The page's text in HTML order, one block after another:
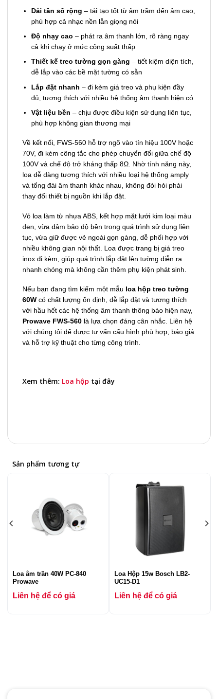
Dải tần số rộng – tái tạo tốt từ âm trầm đến âm cao,
phù hợp cả nhạc nền lẫn giọng nói
Độ nhạy cao – phát ra âm thanh lớn, rõ ràng ngay
cả khi chạy ở mức công suất thấp
Thiết kế treo tường gọn gàng – tiết kiệm diện tích,
dễ lắp vào các bề mặt tường có sẵn
Lắp đặt nhanh – đi kèm giá treo và phụ kiện đầy
đủ, tương thích với nhiều hệ thống âm thanh hiện có
Vật liệu bền – chịu được điều kiện sử dụng liên tục,
phù hợp không gian thương mại
Về kết nối, FWS-560 hỗ trợ ngõ vào tín hiệu 100V hoặc
70V, đi kèm công tắc cho phép chuyển đổi giữa chế độ
100V và chế độ trở kháng thấp 8Ω. Nhờ tính năng này,
loa dễ dàng tương thích với nhiều loại hệ thống amply
và tổng đài âm thanh khác nhau, không đòi hỏi phải
thay đổi thiết bị nguồn khi lắp đặt.
Vỏ loa làm từ nhựa ABS, kết hợp mặt lưới kim loại màu
đen, vừa đảm bảo độ bền trong quá trình sử dụng liên
tục, vừa giữ được vẻ ngoài gọn gàng, dễ phối hợp với
nhiều không gian nội thất. Loa được trang bị giá treo
inox đi kèm, giúp quá trình lắp đặt lên tường diễn ra
nhanh chóng mà không cần thêm phụ kiện phát sinh.
Nếu bạn đang tìm kiếm một mẫu loa hộp treo tường
60W có chất lượng ổn định, dễ lắp đặt và tương thích
với hầu hết các hệ thống âm thanh thông báo hiện nay,
Prowave FWS-560 là lựa chọn đáng cân nhắc. Liên hệ
với chúng tôi để được tư vấn cấu hình phù hợp, báo giá
và hỗ trợ kỹ thuật cho từng công trình.
Xem thêm: Loa hộp tại đây
Sản phẩm tương tự
Loa âm trần 40W PC-840
Prowave
Liên hệ để có giá
Loa Hộp 15w Bosch LB2-
UC15-D1
Liên hệ để có giá